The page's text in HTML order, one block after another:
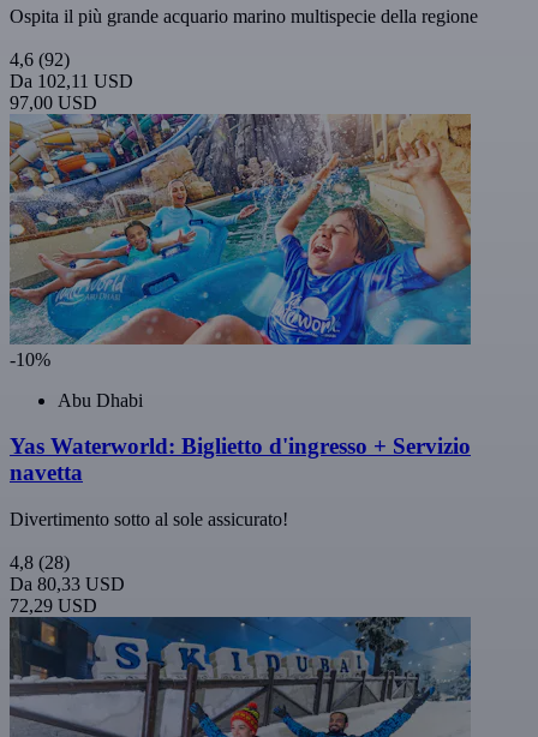
Ospita il più grande acquario marino multispecie della regione
4,6 (92)
Da 102,11 USD
97,00 USD
-10%
Abu Dhabi
Yas Waterworld: Biglietto d'ingresso + Servizio
navetta
Divertimento sotto al sole assicurato!
4,8 (28)
Da 80,33 USD
72,29 USD